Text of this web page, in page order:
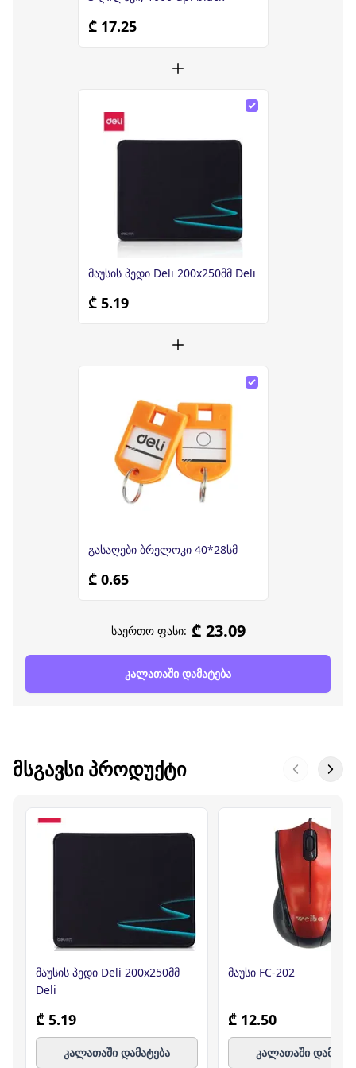
₾ 17.25
მაუსის პედი Deli 200x250მმ Deli
₾ 5.19
გასაღები ბრელოკი 40*28სმ
₾ 0.65
საერთო ფასი: ₾ 23.09
კალათაში დამატება
ᲛᲡᲒᲐᲕᲡᲘ ᲞᲠᲝᲓᲣᲥᲢᲘ
მაუსის პედი Deli 200x250მმ
Deli
₾ 5.19
კალათაში დამატება
მაუსი FC-202
₾ 12.50
კალათაში